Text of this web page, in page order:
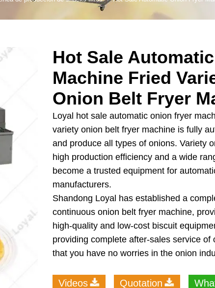
Hot Sale
Machine Fried
Onion Belt Fryer
Loyal hot sale automatic onion fryer
variety onion belt fryer machine is fully
and produce all types of onions. Variety
high production efficiency and a wide
become a trusted equipment for
manufacturers.
Shandong Loyal has established a
continuous onion belt fryer machine,
high-quality and low-cost biscuit
providing complete after-sales service of
that you have no worries in the onion
Videos Quotation